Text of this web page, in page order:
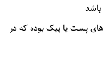
های پست یا پیک بوده که در